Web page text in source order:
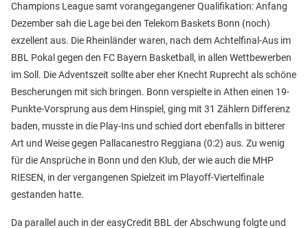
Champions League samt vorangegangener Qualifikation: Anfang
Dezember sah die Lage bei den Telekom Baskets Bonn (noch)
exzellent aus. Die Rheinländer waren, nach dem Achtelfinal-Aus im
BBL Pokal gegen den FC Bayern Basketball, in allen Wettbewerben
im Soll. Die Adventszeit sollte aber eher Knecht Ruprecht als schöne
Bescherungen mit sich bringen. Bonn verspielte in Athen einen 19-
Punkte-Vorsprung aus dem Hinspiel, ging mit 31 Zählern Differenz
baden, musste in die Play-Ins und schied dort ebenfalls in bitterer
Art und Weise gegen Pallacanestro Reggiana (0:2) aus. Zu wenig
für die Ansprüche in Bonn und den Klub, der wie auch die MHP
RIESEN, in der vergangenen Spielzeit im Playoff-Viertelfinale
gestanden hatte.
Da parallel auch in der easyCredit BBL der Abschwung folgte und